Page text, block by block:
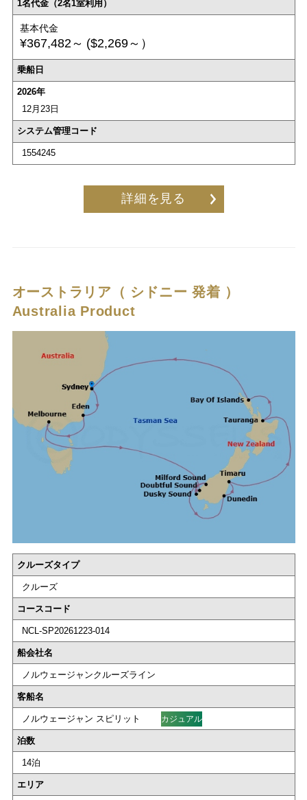
1名代金（2名1室利用）
基本代金
¥367,482～ ($2,269～）
乗船日
2026年
12月23日
システム管理コード
1554245
詳細を見る
オーストラリア（ シドニー 発着 ）
Australia Product
クルーズタイプ
クルーズ
コースコード
NCL-SP20261223-014
船会社名
ノルウェージャンクルーズライン
客船名
ノルウェージャン スピリット カジュアル
泊数
14泊
エリア